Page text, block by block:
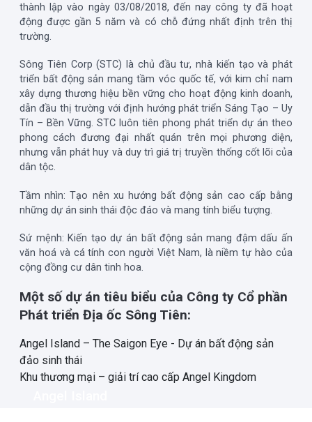
thành lập vào ngày 03/08/2018, đến nay công ty đã hoạt
động được gần 5 năm và có chỗ đứng nhất định trên thị
trường.
Sông Tiên Corp (STC) là chủ đầu tư, nhà kiến tạo và phát
triển bất động sản mang tầm vóc quốc tế, với kim chỉ nam
xây dựng thương hiệu bền vững cho hoạt động kinh doanh,
dẫn đầu thị trường với định hướng phát triển Sáng Tạo – Uy
Tín – Bền Vững. STC luôn tiên phong phát triển dự án theo
phong cách đương đại nhất quán trên mọi phương diện,
nhưng vẫn phát huy và duy trì giá trị truyền thống cốt lõi của
dân tộc.
Tầm nhìn: Tạo nên xu hướng bất động sản cao cấp bằng
những dự án sinh thái độc đáo và mang tính biểu tượng.
Sứ mệnh: Kiến tạo dự án bất động sản mang đậm dấu ấn
văn hoá và cá tính con người Việt Nam, là niềm tự hào của
cộng đồng cư dân tinh hoa.
Một số dự án tiêu biểu của Công ty Cổ phần
Phát triển Địa ốc Sông Tiên:
Angel Island – The Saigon Eye - Dự án bất động sản
đảo sinh thái
Khu thương mại – giải trí cao cấp Angel Kingdom